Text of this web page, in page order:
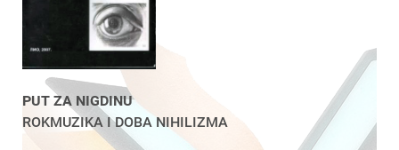
PUT ZA NIGDINU
ROKMUZIKA I DOBA NIHILIZMA